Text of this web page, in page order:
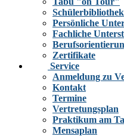
Schülerbibliothek
Persönliche
Fachliche
Zertifikate
Service
Anmeldung zu
Kontakt
Termine
Vertretungsplan
Praktikum am
Mensaplan